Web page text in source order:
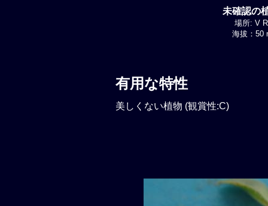
未確認の
場所: V
海拔：50
有用な特性
美しくない植物 (観賞性:C)